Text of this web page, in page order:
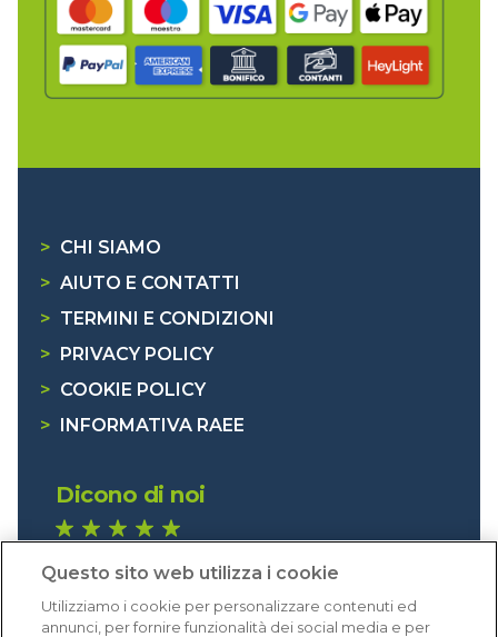
> CHI SIAMO
> AIUTO E CONTATTI
> TERMINI E CONDIZIONI
>
PRIVACY POLICY
> COOKIE POLICY
>
INFORMATIVA RAEE
Dicono di noi
Eccellente (4,8)
Acquisti verificati
Questo sito web utilizza i cookie
Utilizziamo i cookie per personalizzare contenuti ed
annunci, per fornire funzionalità dei social media e per